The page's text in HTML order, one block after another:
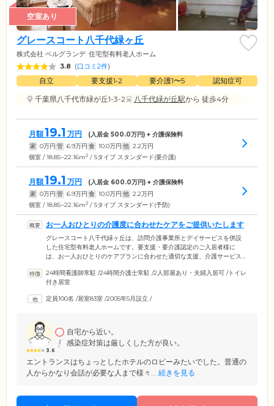
空室あり
グレースコート八千代緑ヶ丘
株式会社 ベルグランデ 住宅型有料老人ホーム
3.8 (口コミ2件)
自立 要支援1•2 要介護1〜5
認知症可
千葉県八千代市緑が丘1-3-2
八千代緑が丘駅から 徒歩4分
月額19.1 万円 (入居金 500.0万円) + 介護保険料
家 0万円 管 6.9万円 食 10.0万円 他 2.2万円
個室 / 18.85~22.16m2 / Sタイプ スタンダード(要介護)
月額19.1 万円 (入居金 600.0万円) + 介護保険料
家 0万円 管 6.9万円 食 10.0万円 他 2.2万円
個室 / 18.85~22.16m2 / Sタイプ スタンダード(予防)
お一人おひとりの介護度に合わせたケアをご提供いたします
グレースコート八千代緑ヶ丘は、訪問介護事業所とデイサービスを併設
した住宅型有料老人ホームです。要支援・要介護認定のご入居者様に
は、お一人おひとりのケアプランに合わせた適切な支援、介護サービス
気で介護の必要がない方は、自由な暮らしを満喫しながら、体調を崩さ
れたときには家事支援サービスご利用いただくなど、その場の状況に合
尊重し心を込めた看取りケアを実施します。看護師も24時間365日常駐し
24時間看護師常駐 /24時間介護士常駐 /2人部屋あり・夫婦入居可 /トイレ
付き居室
定員100名 /居室83室 /2005年5月設立 /
3.6
自宅から近い。
感染症対策は厳しくした方が良い。
エントランスはちょっとしたホテルのロビーみたいでした。普通の
人からかなり会話が必要な人まで様々... 続きを見る